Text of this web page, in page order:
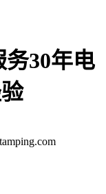
务30年电